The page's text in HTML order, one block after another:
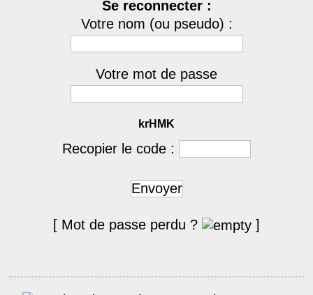
Se reconnecter :
Votre nom (ou pseudo) :
Votre mot de passe
krHMK
Recopier le code :
Envoyer
[ Mot de passe perdu ? ]